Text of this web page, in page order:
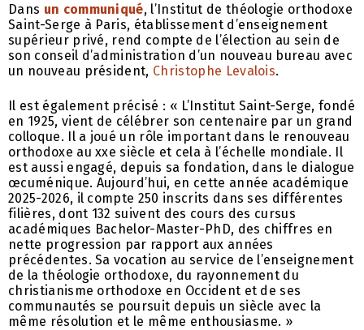
Dans un communiqué, l’Institut de théologie orthodoxe
Saint-Serge à Paris, établissement d’enseignement
supérieur privé, rend compte de l’élection au sein de
son conseil d’administration d’un nouveau bureau avec
un nouveau président, Christophe Levalois.
Il est également précisé : « L’Institut Saint-Serge, fondé
en 1925, vient de célébrer son centenaire par un grand
colloque. Il a joué un rôle important dans le renouveau
orthodoxe au xxe siècle et cela à l’échelle mondiale. Il
est aussi engagé, depuis sa fondation, dans le dialogue
œcuménique. Aujourd’hui, en cette année académique
2025-2026, il compte 250 inscrits dans ses différentes
filières, dont 132 suivent des cours des cursus
académiques Bachelor-Master-PhD, des chiffres en
nette progression par rapport aux années
précédentes. Sa vocation au service de l’enseignement
de la théologie orthodoxe, du rayonnement du
christianisme orthodoxe en Occident et de ses
communautés se poursuit depuis un siècle avec la
même résolution et le même enthousiasme. »